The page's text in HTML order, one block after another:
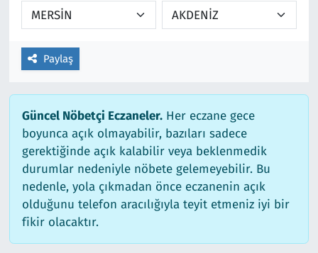
Paylaş
Güncel Nöbetçi Eczaneler.Her eczane gece
boyunca açık olmayabilir, bazıları sadece
gerektiğinde açık kalabilir veya beklenmedik
durumlar nedeniyle nöbete gelemeyebilir. Bu
nedenle, yola çıkmadan önce eczanenin açık
olduğunu telefon aracılığıyla teyit etmeniz iyi bir
fikir olacaktır.